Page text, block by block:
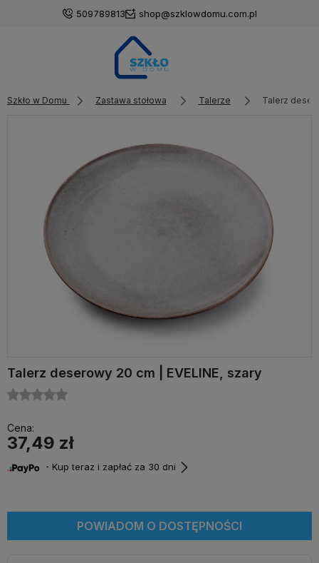
509789813 shop@szklowdomu.com.pl
Szkło w Domu Zastawa stołowa Talerze Talerz
Talerz deserowy 20 cm | EVELINE, szary
Cena:
37,49 zł
・Kup teraz i zapłać za 30 dni
POWIADOM O DOSTĘPNOŚCI